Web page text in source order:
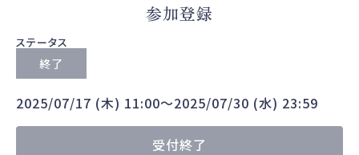
参加登録
ステータス
終了
2025/07/17 (木) 11:00〜2025/07/30 (水) 23:59
受付終了